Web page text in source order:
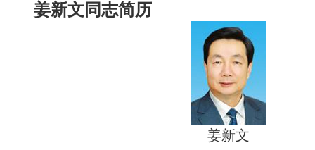
姜新文同志简历
姜新文